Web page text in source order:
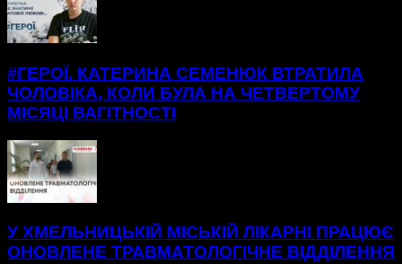
#ГЕРОЇ. КАТЕРИНА СЕМЕНЮК ВТРАТИЛА
ЧОЛОВІКА, КОЛИ БУЛА НА ЧЕТВЕРТОМУ
МІСЯЦІ ВАГІТНОСТІ
У ХМЕЛЬНИЦЬКІЙ МІСЬКІЙ ЛІКАРНІ ПРАЦЮЄ
ОНОВЛЕНЕ ТРАВМАТОЛОГІЧНЕ ВІДДІЛЕННЯ